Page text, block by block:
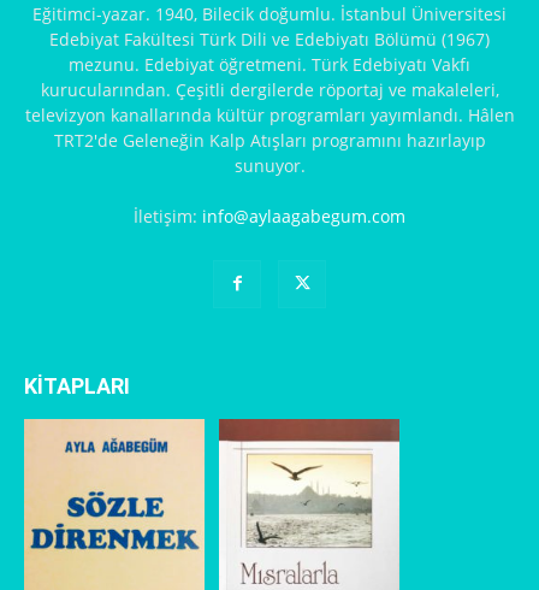
Eğitimci-yazar. 1940, Bilecik doğumlu. İstanbul Üniversitesi
Edebiyat Fakültesi Türk Dili ve Edebiyatı Bölümü (1967)
mezunu. Edebiyat öğretmeni. Türk Edebiyatı Vakfı
kurucularından. Çeşitli dergilerde röportaj ve makaleleri,
televizyon kanallarında kültür programları yayımlandı. Hâlen
TRT2'de Geleneğin Kalp Atışları programını hazırlayıp
sunuyor.
İletişim: info@aylaagabegum.com
KİTAPLARI